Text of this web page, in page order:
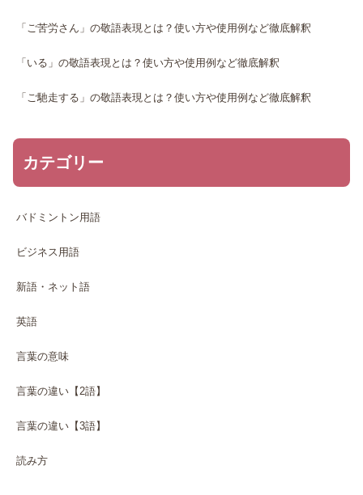
「ご苦労さん」の敬語表現とは？使い方や使用例など徹底解釈
「いる」の敬語表現とは？使い方や使用例など徹底解釈
「ご馳走する」の敬語表現とは？使い方や使用例など徹底解釈
カテゴリー
バドミントン用語
ビジネス用語
新語・ネット語
英語
言葉の意味
言葉の違い【2語】
言葉の違い【3語】
読み方